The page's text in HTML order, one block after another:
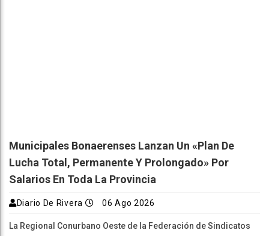
Municipales Bonaerenses Lanzan Un «plan De
Lucha Total, Permanente Y Prolongado» Por
Salarios En Toda La Provincia
Diario De Rivera 06 Ago 2026
La Regional Conurbano Oeste de la Federación de Sindicatos